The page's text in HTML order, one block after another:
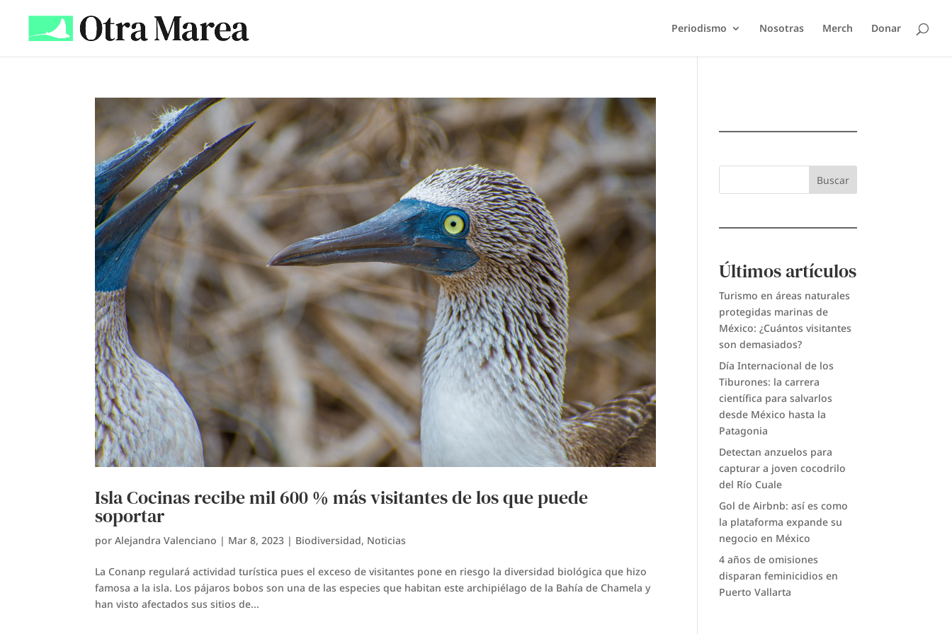
Periodismo Nosotras Merch Donar
Isla Cocinas recibe mil 600 % más visitantes de los que puede
soportar
porAlejandra Valenciano | Mar 8, 2023 | Biodiversidad, Noticias
La Conanp regulará actividad turística pues el exceso de visitantes pone en riesgo la diversidad biológica que hizo
famosa a la isla. Los pájaros bobos son una de las especies que habitan este archipiélago de la Bahía de Chamela y
han visto afectados sus sitios de...
Buscar
Últimos artículos
Turismo en áreas naturales
protegidas marinas de
México: ¿Cuántos visitantes
son demasiados?
Día Internacional de los
Tiburones: la carrera
científica para salvarlos
desde México hasta la
Patagonia
Detectan anzuelos para
capturar a joven cocodrilo
del Río Cuale
Gol de Airbnb: así es como
la plataforma expande su
negocio en México
4 años de omisiones
disparan feminicidios en
Puerto Vallarta